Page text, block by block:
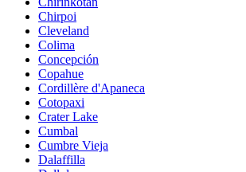
Chirpoi
Cleveland
Colima
Concepción
Copahue
Cordillère d'Apaneca
Cotopaxi
Crater Lake
Cumbal
Cumbre Vieja
Dalaffilla